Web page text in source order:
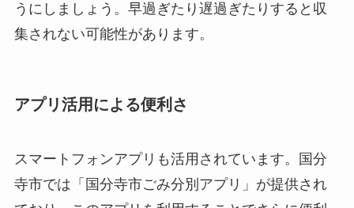
うにしましょう。早過ぎたり遅過ぎたりすると収
集されない可能性があります。
アプリ活用による便利さ
スマートフォンアプリも活用されています。国分
寺市では「国分寺市ごみ分別アプリ」が提供され